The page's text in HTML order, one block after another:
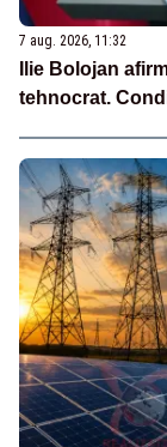
7 aug. 2026, 11:32
Ilie Bolojan
tehnocrat.